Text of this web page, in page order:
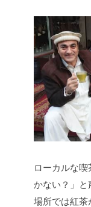
ローカルな
かない？」と
場所では紅茶